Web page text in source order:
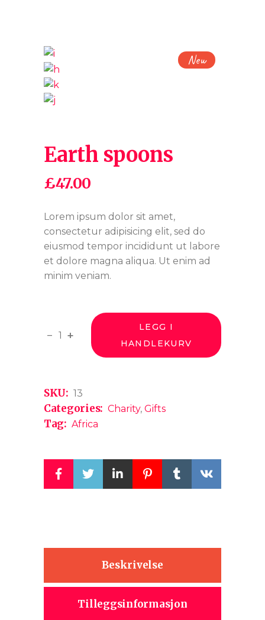
New
Earth spoons
£47.00
Lorem ipsum dolor sit amet,
consectetur adipisicing elit, sed do
eiusmod tempor incididunt ut labore
et dolore magna aliqua. Ut enim ad
minim veniam.
Earth spoons quantity
- +
LEGG I
HANDLEKURV
SKU: 13
Categories: Charity,Gifts
Tag: Africa
Beskrivelse
Tilleggsinformasjon